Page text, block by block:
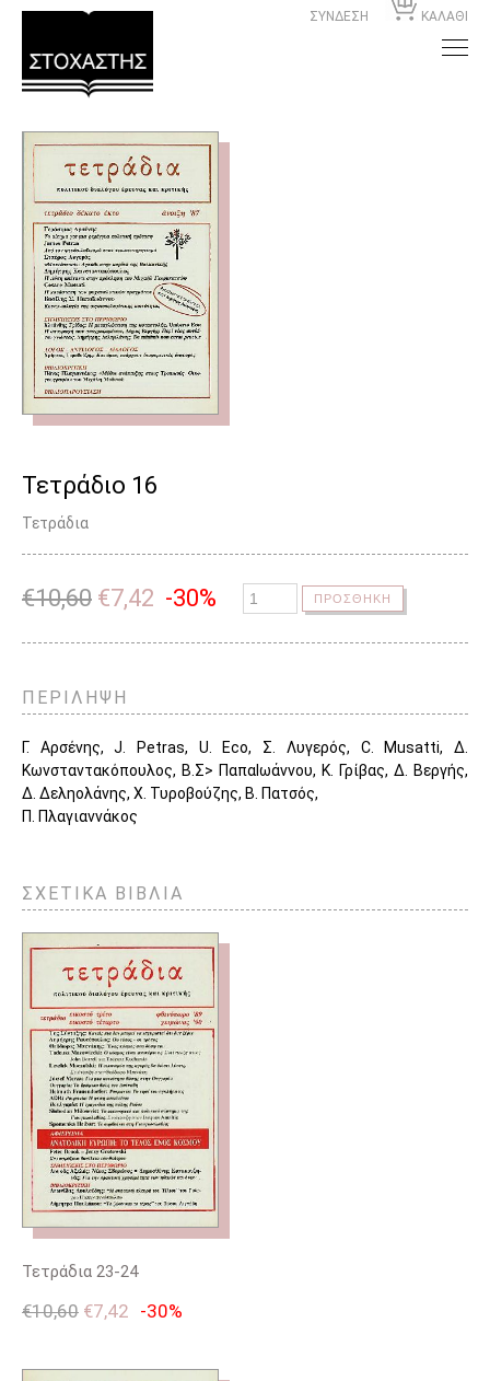
ΣΥΝΔΕΣΗ ΚΑΛΑΘΙ
Τετράδιο 16
Τετράδια
€10,60 €7,42 -30% ΠΡΟΣΘΗΚΗ
ΠΕΡΙΛΗΨΗ
Γ. Αρσένης, J. Petras, U. Eco, Σ. Λυγερός, C. Musatti, Δ.
Κωνσταντακόπουλος, Β.Σ> ΠαπαΙωάννου, Κ. Γρίβας, Δ. Βεργής,
Δ. Δεληολάνης, Χ. Τυροβούζης, Β. Πατσός,
Π. Πλαγιαννάκος
ΣΧΕΤΙΚΑ ΒΙΒΛΙΑ
Τετράδια 23-24
€10,60 €7,42 -30%